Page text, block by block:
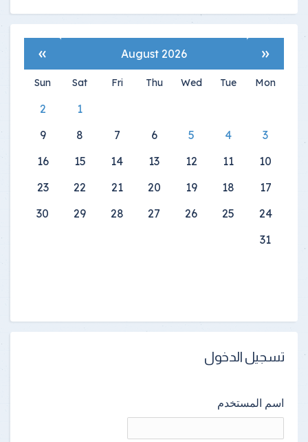
«
August 2026
»
Mon
Tue
Wed
Thu
Fri
Sat
Sun
1
2
3
4
5
6
7
8
9
10
11
12
13
14
15
16
17
18
19
20
21
22
23
24
25
26
27
28
29
30
31
تسجيل الدخول
اسم المستخدم